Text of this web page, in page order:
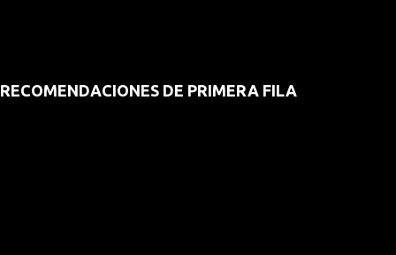
RECOMENDACIONES DE PRIMERA FILA